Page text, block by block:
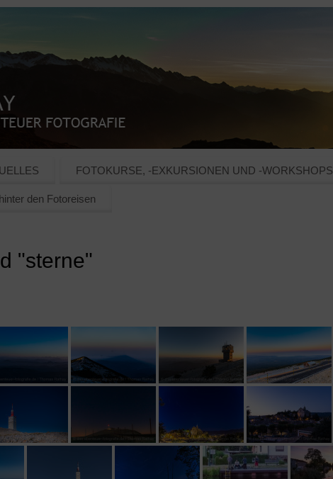
FOTOKURSE, -EXKURSIONEN UND -WORKSHOPS
den Fotoreisen
"sterne"